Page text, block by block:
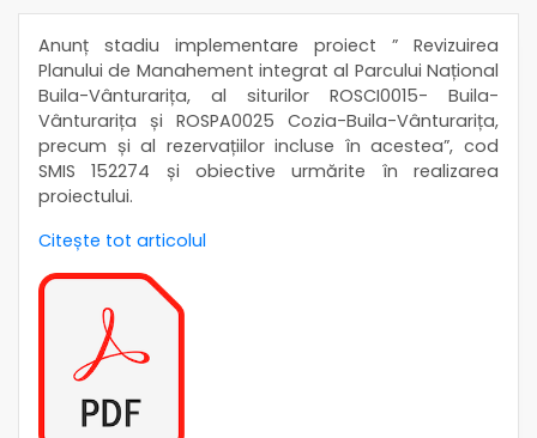
Anunț stadiu implementare proiect ” Revizuirea
Planului de Manahement integrat al Parcului Național
Buila-Vânturarița, al siturilor ROSCI0015- Buila-
Vânturarița și ROSPA0025 Cozia-Buila-Vânturarița,
precum și al rezervațiilor incluse în acestea”, cod
SMIS 152274 și obiective urmărite în realizarea
proiectului.
Citește tot articolul